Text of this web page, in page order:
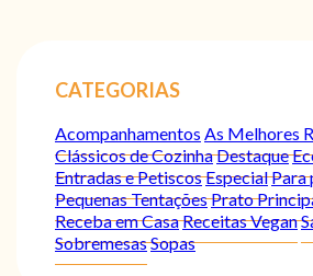
CATEGORIAS
Acompanhamentos As Melhores
Clássicos de CozinhaDestaque
Entradas e PetiscosEspecialPara
Pequenas TentaçõesPrato
Receba em CasaReceitas Vegan
SobremesasSopas